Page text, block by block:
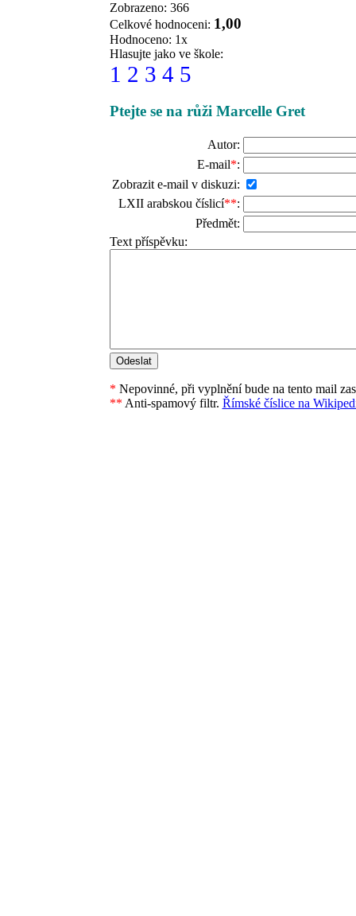
Zobrazeno: 366
Celkové hodnoceni: 1,00
Hodnoceno: 1x
Hlasujte jako ve škole:
1 2 3 4 5
Ptejte se na růži Marcelle Gret
Autor:
E-mail*:
Zobrazit e-mail v diskuzi:
LXII arabskou číslicí**:
Předmět:
Text příspěvku:
* Nepovinné, při vyplnění bude na tento mail
** Anti-spamový filtr. Římské číslice na